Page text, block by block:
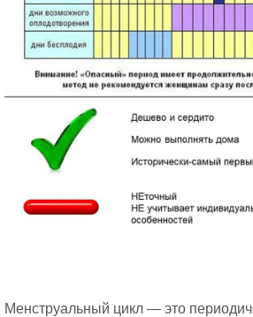
Менструальный цикл — это